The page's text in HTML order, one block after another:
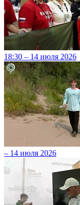
18:30 – 14 июля 2026
– 14 июля 2026